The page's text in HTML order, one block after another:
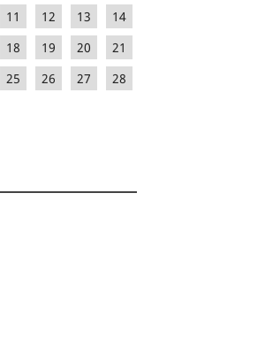
11 12 13
14
18 19 20
21
25 26 27
28